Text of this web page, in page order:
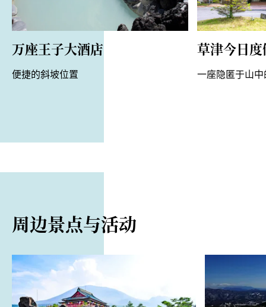
万座王子大酒店
便捷的斜坡位置
草津今日
一座隐匿于山
周边景点与活动